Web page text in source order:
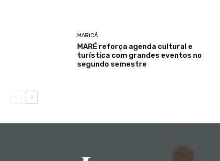
MARICÁ
MARÉ reforça agenda cultural e
turística com grandes eventos no
segundo semestre